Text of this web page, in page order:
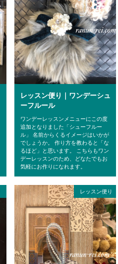
レッスン便り｜ワンデーシュ
ーフルール
ワンデーレッスンメニューにこの度
追加となりました「シューフルー
ル」 名前からくるイメージはいかが
でしょうか。 作り方を教わると「な
るほど」と思います。 こちらもワン
デーレッスンのため、どなたでもお
気軽にお作りになれます。
レッスン便り